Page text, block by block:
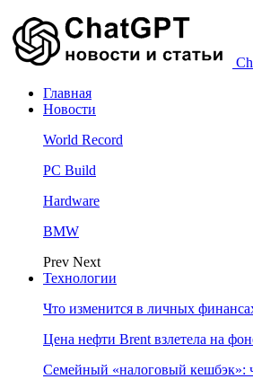
Главная
Новости
World Record
PC Build
Hardware
BMW
Prev Next
Технологии
Что изменится в личных
Цена нефти Brent взлетела на
Семейный «налоговый кешбэк»: